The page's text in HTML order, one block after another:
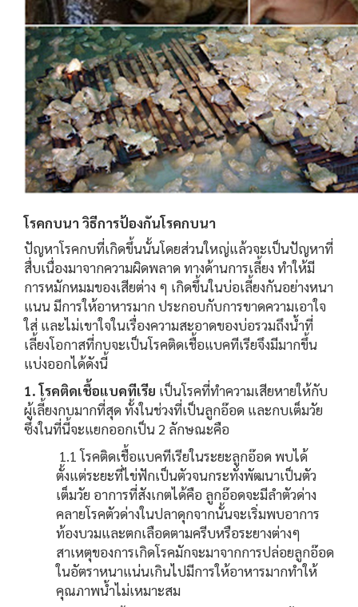
โรคกบนา วิธีการป้องกันโรคกบนา
ปัญหาโรคกบที่เกิดขึ้นนั้นโดยส่วนใหญ่แล้วจะเป็นปัญหาที่
สื่บเนื่องมาจากความผิดพลาด ทางด้านการเลี้ยง ทำให้มี
การหมักหมมของเสียต่าง ๆ เกิดขึ้นในบ่อเลี้ยงกันอย่างหนา
แนน มีการให้อาหารมาก ประกอบกับการขาดความเอาใจ
ใส่ และไม่เขาใจในเรื่องความสะอาดของบ่อรวมถึงน้ำที่
เลี้ยงโอกาสที่กบจะเป็นโรคติดเชื้อแบคทีเรียจึงมีมากขึ้น
แบ่งออกได้ดังนี้
1. โรคติดเชื้อแบคทีเรีย เป็นโรคที่ทำความเสียหายให้กับ
ผู้เลี้ยงกบมากที่สุด ทั้งในช่วงที่เป็นลูกอ๊อด และกบเต็มวัย
ซึ่งในที่นี้จะแยกออกเป็น 2 ลักษณะคือ
1.1 โรคติดเชื้อแบคทีเรียในระยะลูกอ๊อด พบได้
ตั้งแต่ระยะที่ไข่ฟักเป็นตัวจนกระทั่งพัฒนาเป็นตัว
เต็มวัย อาการที่สังเกตได้คือ ลูกอ๊อดจะมีลำตัวด่าง
คลายโรคตัวด่างในปลาดุกจากนั้นจะเริ่มพบอาการ
ท้องบวมและตกเลือดตามครีบหรือระยางต่างๆ
สาเหตุของการเกิดโรคมักจะมาจากการปล่อยลูกอ๊อด
ในอัตราหนาแน่นเกินไปมีการให้อาหารมากทำให้
คุณภาพน้ำไม่เหมาะสม